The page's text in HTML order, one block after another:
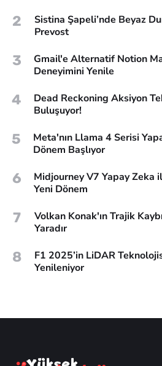
2
Sistina Şapeli’nde Beyaz
Prevost
3
Gmail'e Alternatif Notion
Deneyimini Yenile
4
Dead Reckoning Aksiyon
Buluşuyor!
5
Meta'nın Llama 4 Serisi
Dönem Başlıyor
6
Midjourney V7 Yapay Zeka
Yeni Dönem
7
Volkan Konak'ın Trajik
Yaradır
8
F1 2025’in LiDAR
Yenileniyor